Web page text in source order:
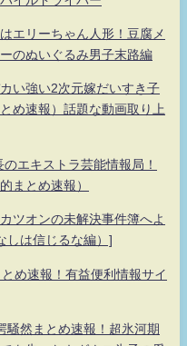
エリーちゃん人形！豆腐メ
のぬいぐるみ男子末路編
い強い2次元嫁だいすき子
め速報）話題な動画取り上
エキストラ芸能情報局！
まとめ速報）
ツオンの未解決事件簿へよ
しは信じるな編）]
速報！有益便利情報サイ
騒然まとめ速報！超氷河期